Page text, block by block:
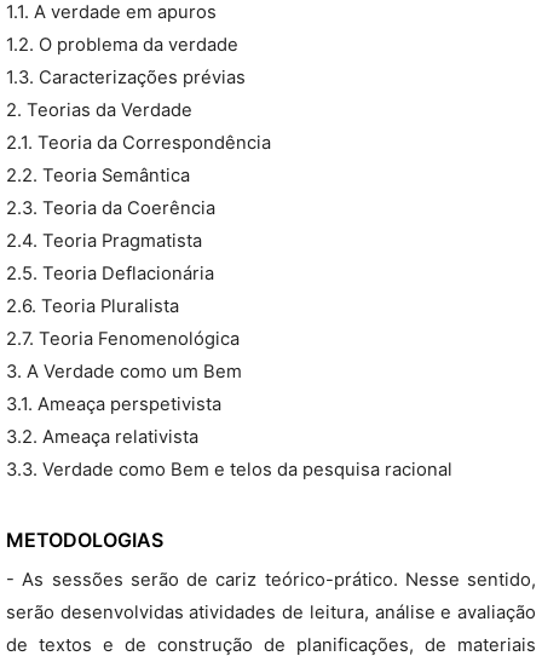
1.1. A verdade em apuros
1.2. O problema da verdade
1.3. Caracterizações prévias
2. Teorias da Verdade
2.1. Teoria da Correspondência
2.2. Teoria Semântica
2.3. Teoria da Coerência
2.4. Teoria Pragmatista
2.5. Teoria Deflacionária
2.6. Teoria Pluralista
2.7. Teoria Fenomenológica
3. A Verdade como um Bem
3.1. Ameaça perspetivista
3.2. Ameaça relativista
3.3. Verdade como Bem e telos da pesquisa racional
METODOLOGIAS
- As sessões serão de cariz teórico-prático. Nesse sentido,
serão desenvolvidas atividades de leitura, análise e avaliação
de textos e de construção de planificações, de materiais